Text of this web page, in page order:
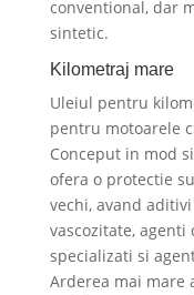
conventional, dar
sintetic.
Kilometraj mare
Uleiul pentru
pentru motoarele
Conceput in mod
ofera o protectie
vechi, avand
vascozitate,
specializati si
Arderea mai mare